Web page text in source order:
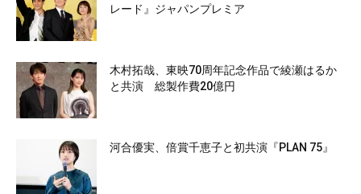
レード』ジャパンプレミア
木村拓哉、東映70周年記念作品で綾瀬はるか
と共演 総製作費20億円
河合優実、倍賞千恵子と初共演『PLAN 75』